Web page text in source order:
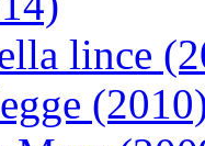
lince